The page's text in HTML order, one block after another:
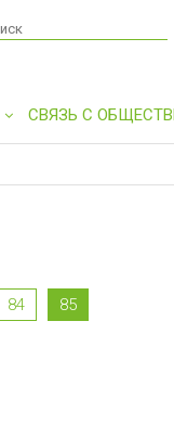
СВЯЗЬ С
84 85